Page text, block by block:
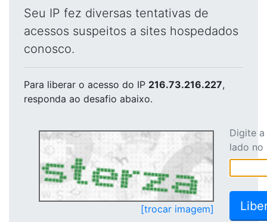
Seu IP fez diversas tentativas de
acessos suspeitos a sites hospedados
conosco.
Para liberar o acesso do IP 216.73.216.227,
responda ao desafio abaixo.
[trocar imagem]
Digite
lado no